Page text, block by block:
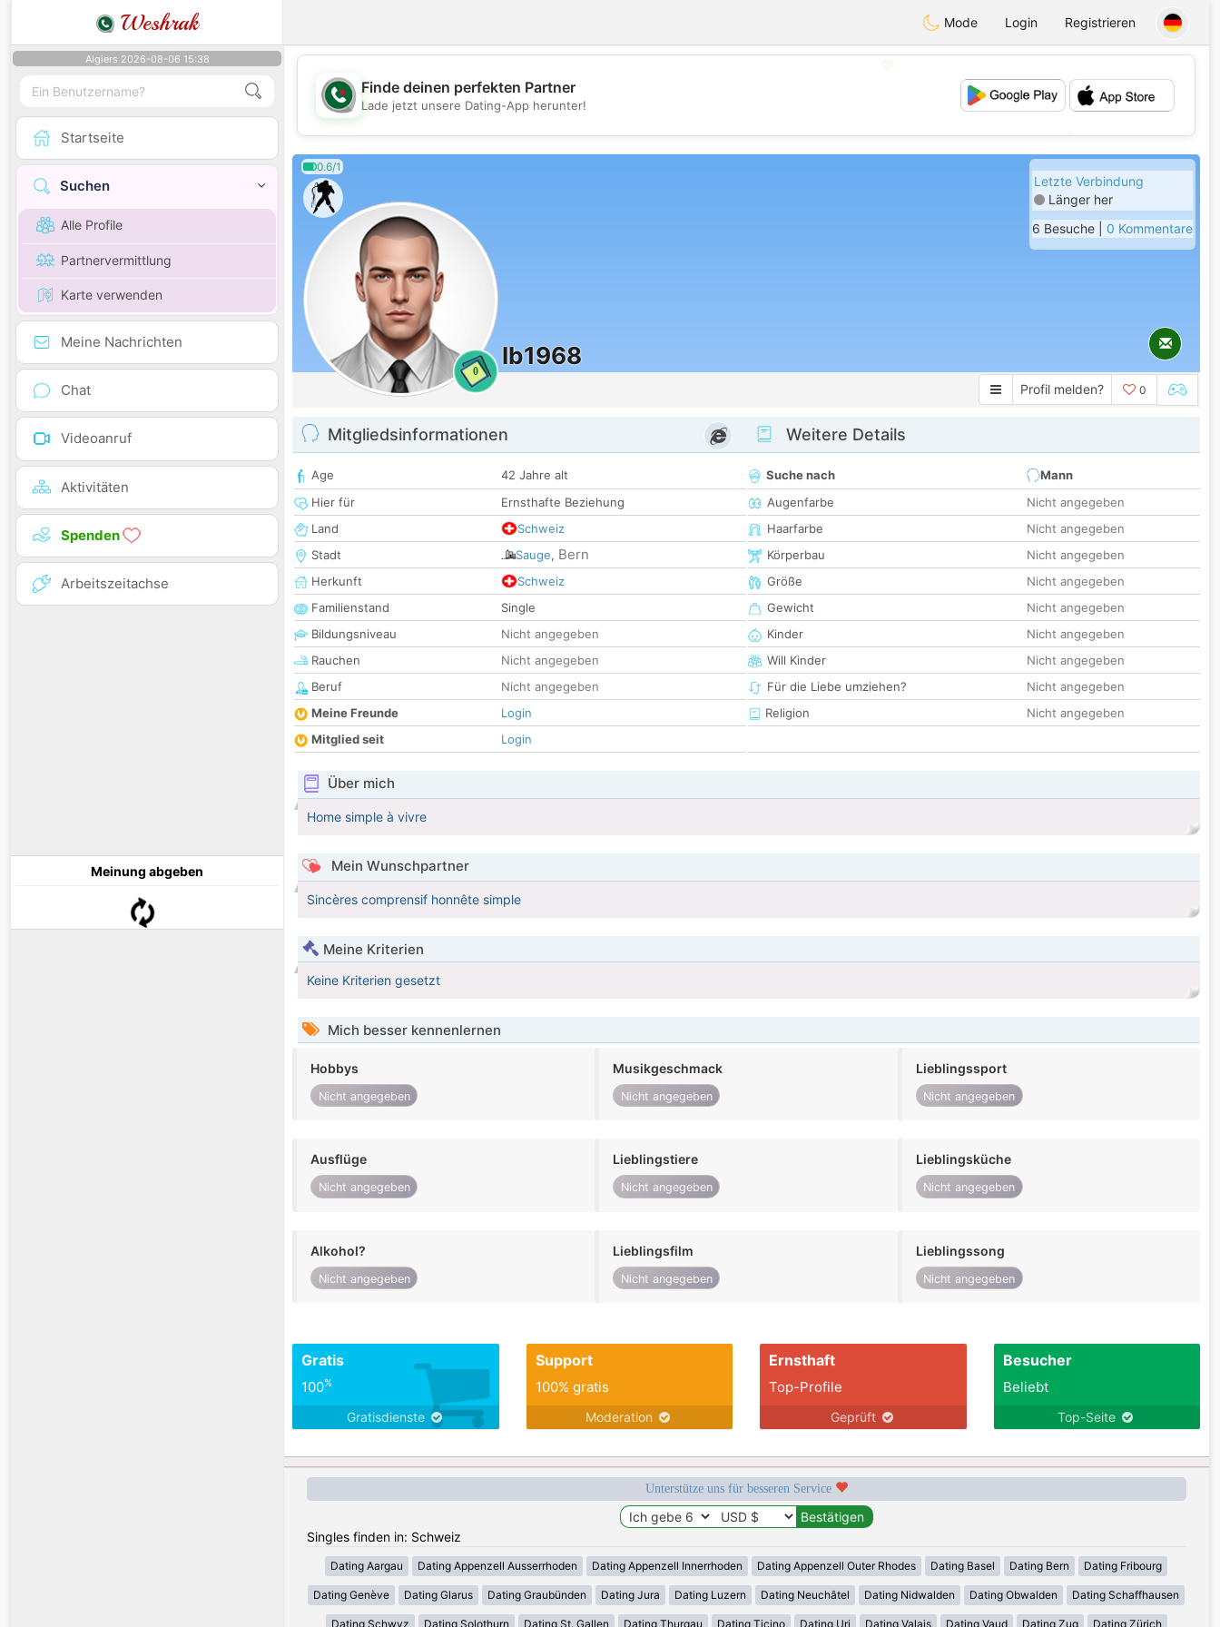
Weshrak Mode Login Registrieren
Algiers 2026-08-06 15:38
Startseite
Suchen
Alle Profile
Partnervermittlung
Karte verwenden
Meine Nachrichten
Chat
Videoanruf
Aktivitäten
Spenden
Arbeitszeitachse
Meinung abgeben
💖
💕
Finde deinen perfekten Partner
Lade jetzt unsere Dating-App herunter!
0.6/1
0
Ib1968
Letzte Verbindung
Länger her
6 Besuche | 0 Kommentare
Profil melden? 0
Mitgliedsinformationen
Age
42 Jahre alt
Hier für
Ernsthafte Beziehung
Land
Schweiz
Stadt
Sauge, Bern
Herkunft
Schweiz
Familienstand
Single
Bildungsniveau
Nicht angegeben
Rauchen
Nicht angegeben
Beruf
Nicht angegeben
Meine Freunde
Login
Mitglied seit
Login
Weitere Details
Suche nach
Mann
Augenfarbe
Nicht angegeben
Haarfarbe
Nicht angegeben
Körperbau
Nicht angegeben
Größe
Nicht angegeben
Gewicht
Nicht angegeben
Kinder
Nicht angegeben
Will Kinder
Nicht angegeben
Für die Liebe umziehen?
Nicht angegeben
Religion
Nicht angegeben
Über mich
Home simple à vivre
Mein Wunschpartner
Sincères comprensif honnête simple
Meine Kriterien
Keine Kriterien gesetzt
Mich besser kennenlernen
Hobbys
Nicht angegeben
Musikgeschmack
Nicht angegeben
Lieblingssport
Nicht angegeben
Ausflüge
Nicht angegeben
Lieblingstiere
Nicht angegeben
Lieblingsküche
Nicht angegeben
Alkohol?
Nicht angegeben
Lieblingsfilm
Nicht angegeben
Lieblingssong
Nicht angegeben
Gratis
100%
Gratisdienste
Support
100% gratis
Moderation
Ernsthaft
Top-Profile
Geprüft
Besucher
Beliebt
Top-Seite
Unterstütze uns für besseren Service
Singles finden in: Schweiz
Dating Aargau Dating Appenzell Ausserrhoden Dating Appenzell Innerrhoden Dating Appenzell Outer Rhodes Dating Basel Dating Bern Dating Fribourg
Dating Genève Dating Glarus Dating Graubünden Dating Jura Dating Luzern Dating Neuchâtel Dating Nidwalden Dating Obwalden Dating Schaffhausen
Dating Schwyz Dating Solothurn Dating St. Gallen Dating Thurgau Dating Ticino Dating Uri Dating Valais Dating Vaud Dating Zug Dating Zürich